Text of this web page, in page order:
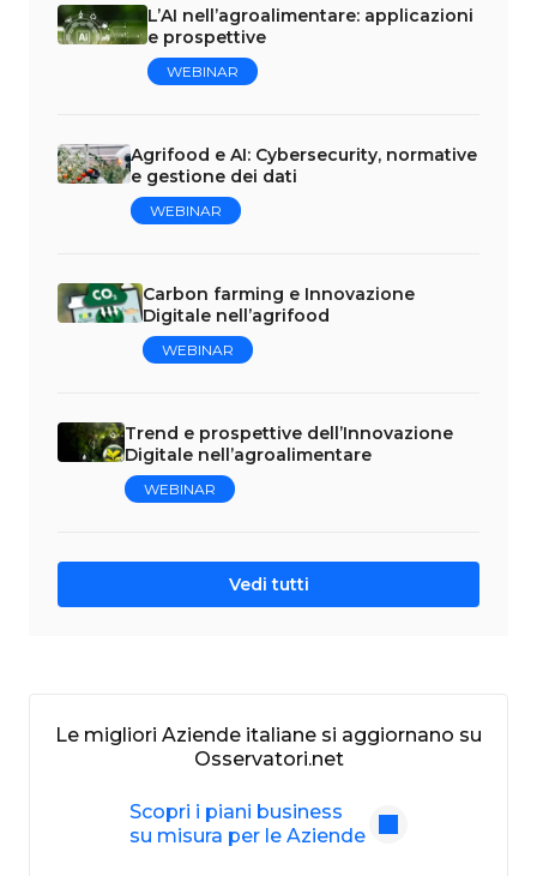
L’AI nell’agroalimentare: applicazioni
e prospettive
WEBINAR
Agrifood e AI: Cybersecurity, normative
e gestione dei dati
WEBINAR
Carbon farming e Innovazione
Digitale nell’agrifood
WEBINAR
Trend e prospettive dell’Innovazione
Digitale nell’agroalimentare
WEBINAR
Vedi tutti
Le migliori Aziende italiane si aggiornano su
Osservatori.net
Scopri i piani business
su misura per le Aziende